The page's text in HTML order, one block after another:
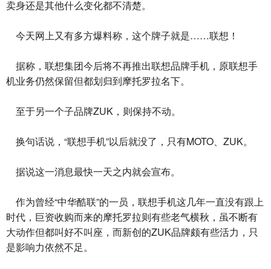
卖身还是其他什么变化都不清楚。
今天网上又有多方爆料称，这个牌子就是……联想！
据称，联想集团今后将不再推出联想品牌手机，原联想手
机业务仍然保留但都划归到摩托罗拉名下。
至于另一个子品牌ZUK，则保持不动。
换句话说，“联想手机”以后就没了，只有MOTO、ZUK。
据说这一消息最快一天之内就会宣布。
作为曾经“中华酷联”的一员，联想手机这几年一直没有跟上
时代，巨资收购而来的摩托罗拉则有些老气横秋，虽不断有
大动作但都叫好不叫座，而新创的ZUK品牌颇有些活力，只
是影响力依然不足。